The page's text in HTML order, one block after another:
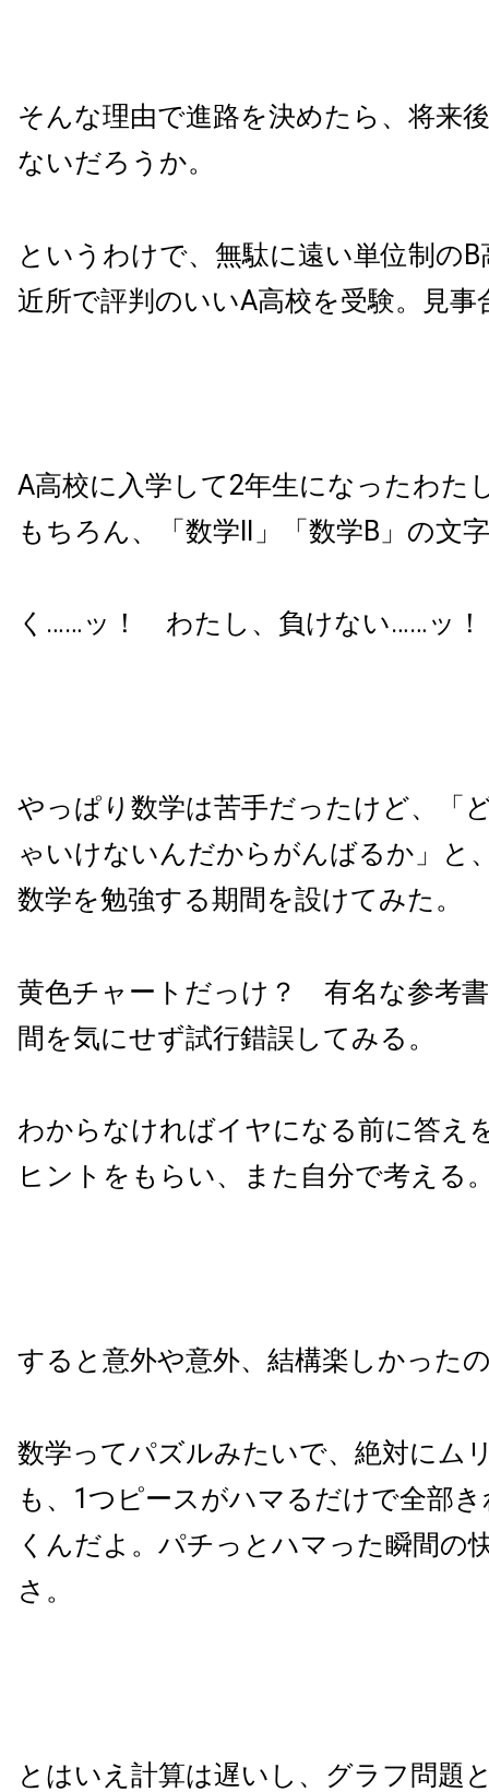
そんな理由で進路を決めたら、将来
ないだろうか。
というわけで、無駄に遠い単位制の
近所で評判のいいA高校を受験。見事
A高校に入学して2年生になったわた
もちろん、「数学Ⅱ」「数学B」の文
く……ッ！ わたし、負けない……ッ！
やっぱり数学は苦手だったけど、「
ゃいけないんだからがんばるか」と
数学を勉強する期間を設けてみた。
黄色チャートだっけ？ 有名な参考
間を気にせず試行錯誤してみる。
わからなければイヤになる前に答え
ヒントをもらい、また自分で考える
すると意外や意外、結構楽しかった
数学ってパズルみたいで、絶対にム
も、1つピースがハマるだけで全部
くんだよ。パチっとハマった瞬間の
さ。
とはいえ計算は遅いし、グラフ問題